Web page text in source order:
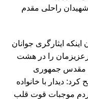
شهیدان راحلی مقدم
ایثارگری جوانان
را در هشت
مقدس جمهوری
دیدار با خانواده
موجبات قوت قلب